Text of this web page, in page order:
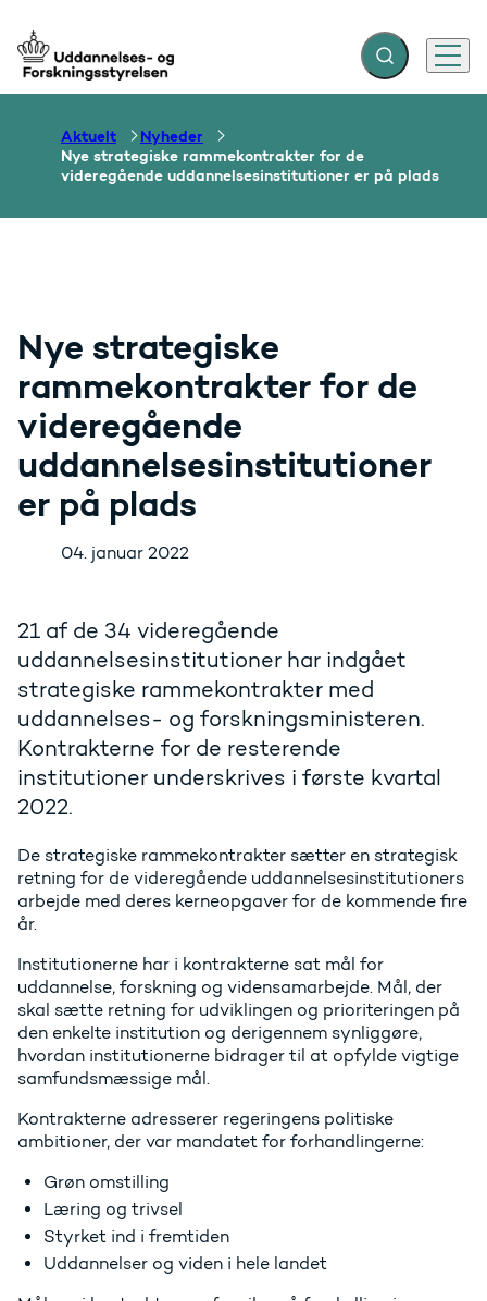
Gå til forsiden Fold søgefelt ud
Menu
Aktuelt
Nyheder
Nye strategiske rammekontrakter for de
videregående uddannelsesinstitutioner er på plads
Nye strategiske
rammekontrakter for de
videregående
uddannelsesinstitutioner
er på plads
04. januar 2022
21 af de 34 videregående
uddannelsesinstitutioner har indgået
strategiske rammekontrakter med
uddannelses- og forskningsministeren.
Kontrakterne for de resterende
institutioner underskrives i første kvartal
2022.
De strategiske rammekontrakter sætter en strategisk
retning for de videregående uddannelsesinstitutioners
arbejde med deres kerneopgaver for de kommende fire
år.
Institutionerne har i kontrakterne sat mål for
uddannelse, forskning og vidensamarbejde. Mål, der
skal sætte retning for udviklingen og prioriteringen på
den enkelte institution og derigennem synliggøre,
hvordan institutionerne bidrager til at opfylde vigtige
samfundsmæssige mål.
Kontrakterne adresserer regeringens politiske
ambitioner, der var mandatet for forhandlingerne:
Grøn omstilling
Læring og trivsel
Styrket ind i fremtiden
Uddannelser og viden i hele landet